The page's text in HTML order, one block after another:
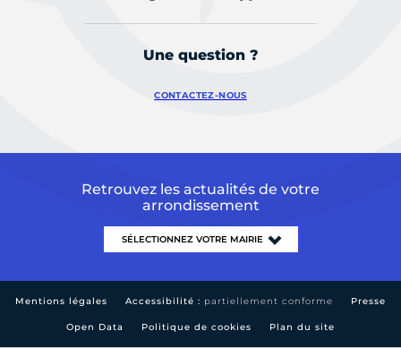
Une question ?
CONTACTEZ-NOUS
Retrouvez les actualités de votre
arrondissement
Mentions légales Accessibilité : partiellement conforme Presse
Open Data Politique de cookies Plan du site